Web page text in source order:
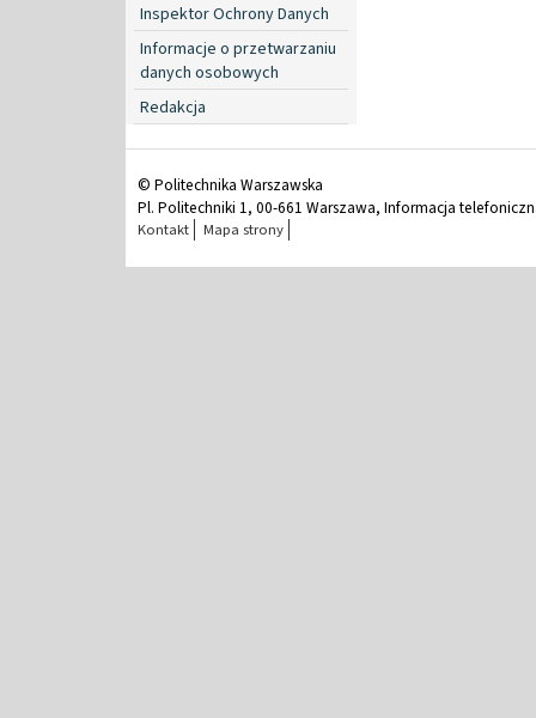
Inspektor Ochrony Danych
Informacje o przetwarzaniu
danych osobowych
Redakcja
© Politechnika Warszawska
Pl. Politechniki 1, 00-661 Warszawa, Informacja
Kontakt Mapa strony